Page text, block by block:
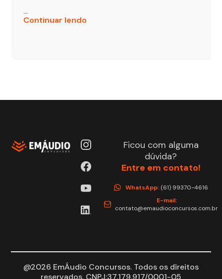
...
Continuar lendo
Ficou com alguma
dúvida?
Entre em contato!
WhatsApp: (61) 99370-4616
E-mail:
contato@emaudioconcursos.com.br
@2026 EmÁudio Concursos. Todos os direitos